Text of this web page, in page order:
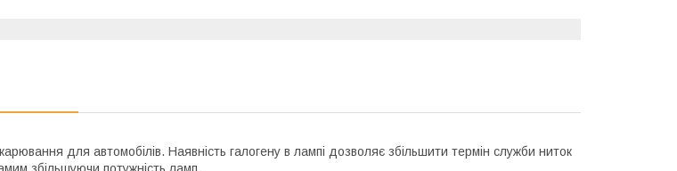
для автомобілів. Наявність галогену в лампі дозволяє збільшити термін служби ниток